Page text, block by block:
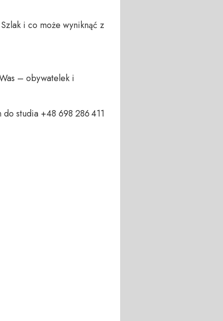
i co może wyniknąć z
– obywatelek i
studia +48 698 286 411